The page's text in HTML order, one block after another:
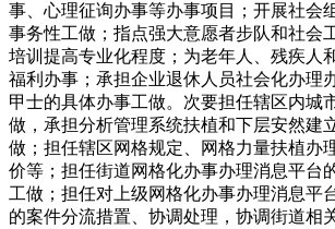
事、心理征询办事等办事项目；开展社会
事务性工做；指点强大意愿者步队和社会
培训提高专业化程度；为老年人、残疾人
福利办事；承担企业退休人员社会化办理
甲士的具体办事工做。次要担任辖区内城
做，承担分析管理系统扶植和下层安然建
做；担任辖区网格规定、网格力量扶植办
价等；担任街道网格化办事办理消息平台
工做；担任对上级网格化办事办理消息平
的案件分流措置、协调处理，协调街道相